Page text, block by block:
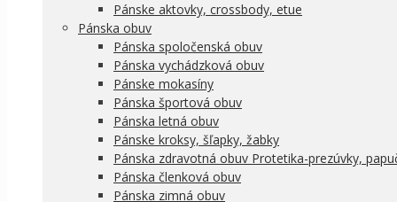
Pánske aktovky, crossbody, etue
Pánska obuv
Pánska spoločenská obuv
Pánska vychádzková obuv
Pánske mokasíny
Pánska športová obuv
Pánska letná obuv
Pánske kroksy, šľapky, žabky
Pánska zdravotná obuv Protetika-prezúvky,
Pánska členková obuv
Pánska zimná obuv